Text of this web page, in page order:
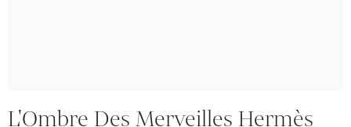
L'Ombre Des Merveilles Hermès